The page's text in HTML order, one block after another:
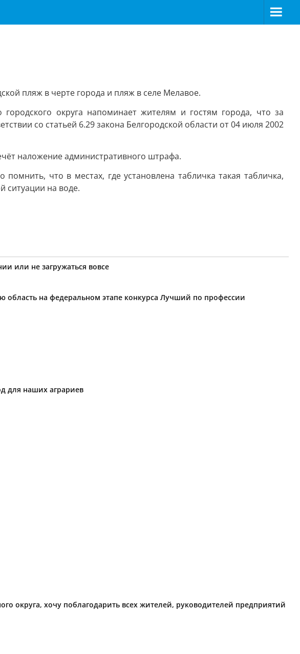
пляж в черте города и пляж в селе Мелавое.
округа напоминает жителям и гостям города, что за
со статьей 6.29 закона Белгородской области от 04 июля 2002
наложение административного штрафа.
что в местах, где установлена табличка такая табличка,
ситуации на воде.
или не загружаться вовсе
область на федеральном этапе конкурса Лучший по профессии
для наших аграриев
округа, хочу поблагодарить всех жителей, руководителей предприятий